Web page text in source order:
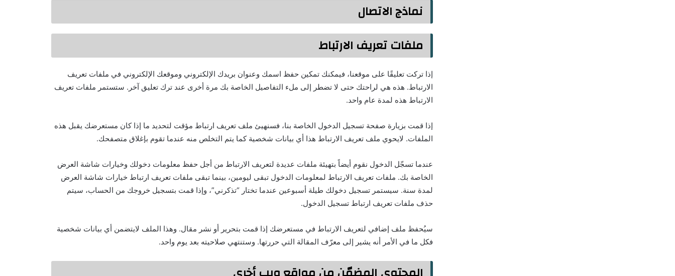
نماذج الاتصال
ملفات تعريف الارتباط
إذا تركت تعليقًا على موقعنا، فيمكنك تمكين حفظ اسمك وعنوان بريدك الإلكتروني وموقعك الإلكتروني في ملفات تعريف
الارتباط. هذه هي لراحتك حتى لا تضطر إلى ملء التفاصيل الخاصة بك مرة أخرى عند ترك تعليق آخر. ستستمر ملفات تعريف
الارتباط هذه لمدة عام واحد.
إذا قمت بزيارة صفحة تسجيل الدخول الخاصة بنا، فسنهيئ ملف تعريف ارتباط مؤقت لتحديد ما إذا كان مستعرضك يقبل هذه
الملفات. لايحوي ملف تعريف الارتباط هذا أي بيانات شخصية كما يتم التخلص منه عندما تقوم بإغلاق متصفحك.
عندما تسجّل الدخول نقوم أيضاً بتهيئة ملفات عديدة لتعريف الارتباط من أجل حفظ معلومات دخولك وخيارات شاشة العرض
الخاصة بك. ملفات تعريف الارتباط لمعلومات الدخول تبقى ليومين، بينما تبقى ملفات تعريف ارتباط خيارات شاشة العرض
لمدة سنة. سيستمر تسجيل دخولك طيلة أسبوعين عندما تختار “تذكرني”، وإذا قمت بتسجيل خروجك من الحساب، سيتم
حذف ملفات تعريف ارتباط تسجيل الدخول.
سيُحفظ ملف إضافي لتعريف الارتباط في مستعرضك إذا قمت بتحرير أو نشر مقال. وهذا الملف لايتضمن أي بيانات شخصية
فكل ما في الأمر أنه يشير إلى معرّف المقالة التي حررتها. وستنتهي صلاحيته بعد يوم واحد.